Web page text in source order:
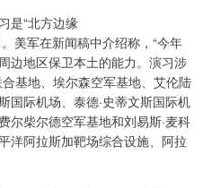
是“北方边缘
美军在新闻稿中介绍称，“今年
边地区保卫本土的能力。演习涉
基地、埃尔森空军基地、艾伦陆
国际机场、泰德·史蒂文斯国际机
尔柴尔德空军基地和刘易斯·麦科
洋阿拉斯加靶场综合设施、阿拉